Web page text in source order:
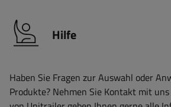
Hilfe
Haben Sie Fragen zur Auswahl oder
Produkte? Nehmen Sie Kontakt mit